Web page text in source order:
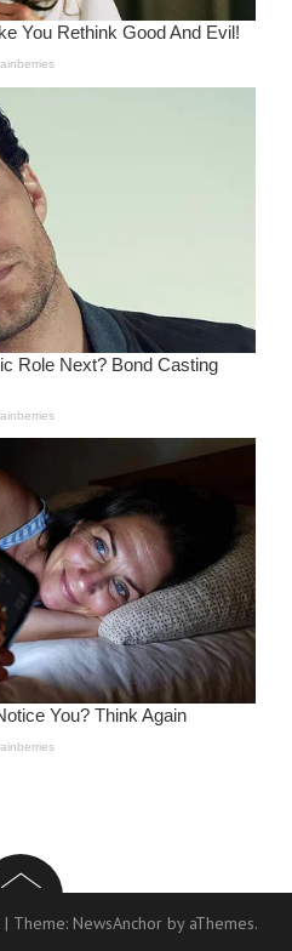
| Theme: NewsAnchor by aThemes.